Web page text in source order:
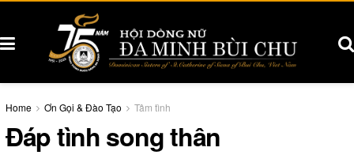
Home Ơn Gọi & Đào Tạo Tâm tình
Đáp tình song thân